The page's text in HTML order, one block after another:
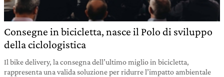
Consegne in bicicletta, nasce il Polo di sviluppo
della ciclologistica
Il bike delivery, la consegna dell’ultimo miglio in bicicletta,
rappresenta una valida soluzione per ridurre l’impatto ambientale